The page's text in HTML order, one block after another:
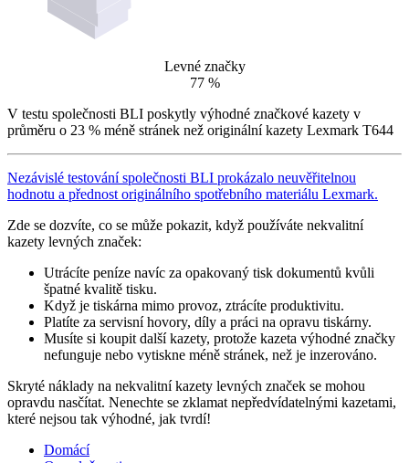
Levné značky
77 %
V testu společnosti BLI poskytly výhodné značkové kazety v
průměru o 23 % méně stránek než originální kazety Lexmark T644
Nezávislé testování společnosti BLI prokázalo neuvěřitelnou
hodnotu a přednost originálního spotřebního materiálu Lexmark.
Zde se dozvíte, co se může pokazit, když používáte nekvalitní
kazety levných značek:
Utrácíte peníze navíc za opakovaný tisk dokumentů kvůli
špatné kvalitě tisku.
Když je tiskárna mimo provoz, ztrácíte produktivitu.
Platíte za servisní hovory, díly a práci na opravu tiskárny.
Musíte si koupit další kazety, protože kazeta výhodné značky
nefunguje nebo vytiskne méně stránek, než je inzerováno.
Skryté náklady na nekvalitní kazety levných značek se mohou
opravdu nasčítat. Nenechte se zklamat nepředvídatelnými kazetami,
které nejsou tak výhodné, jak tvrdí!
Domácí